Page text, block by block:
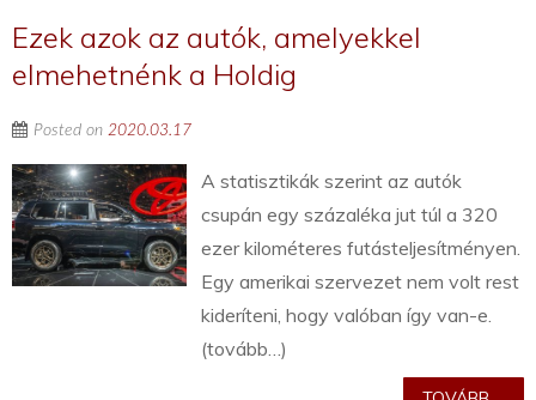
Ezek azok az autók, amelyekkel
elmehetnénk a Holdig
Posted on 2020.03.17
A statisztikák szerint az autók
csupán egy százaléka jut túl a 320
ezer kilométeres futásteljesítményen.
Egy amerikai szervezet nem volt rest
kideríteni, hogy valóban így van-e.
(tovább…)